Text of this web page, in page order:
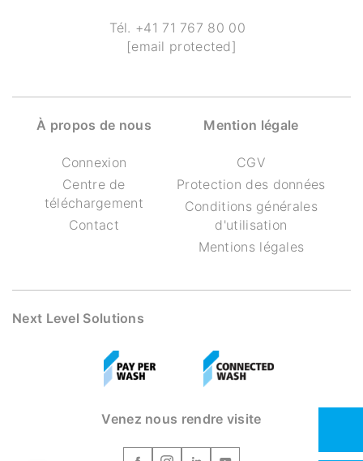
Tél. +41 71 767 80 00
[email protected]
À propos de nous
Connexion
Centre de
téléchargement
Contact
Mention légale
CGV
Protection des données
Conditions générales
d'utilisation
Mentions légales
Next Level Solutions
Venez nous rendre visite